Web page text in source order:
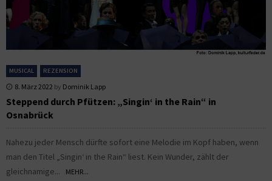
MUSICAL REZENSION
8. März 2022 by Dominik Lapp
Steppend durch Pfützen: „Singin‘ in the Rain“ in
Osnabrück
Nahezu jeder Mensch dürfte sofort eine Melodie im Kopf haben, wenn
man den Titel „Singin‘ in the Rain“ liest. Kein Wunder, zählt der
gleichnamige...
MEHR...